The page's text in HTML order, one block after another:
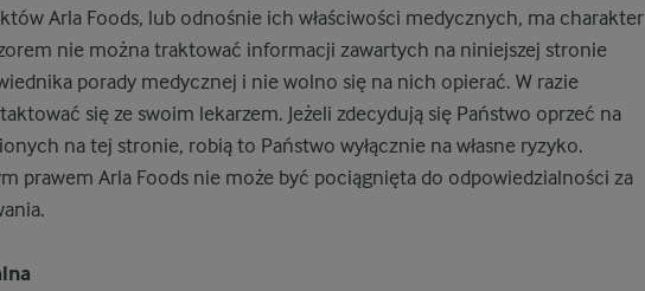
Arla Foods, lub odnośnie ich właściwości medycznych, ma charakter
nie można traktować informacji zawartych na niniejszej stronie
porady medycznej i nie wolno się na nich opierać. W razie
się ze swoim lekarzem. Jeżeli zdecydują się Państwo oprzeć na
na tej stronie, robią to Państwo wyłącznie na własne ryzyko.
prawem Arla Foods nie może być pociągnięta do odpowiedzialności za